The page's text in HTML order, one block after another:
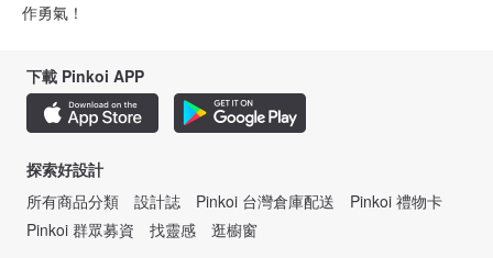
作勇氣！
下載 Pinkoi APP
探索好設計
所有商品分類
設計誌 Pinkoi 台灣倉庫配送
Pinkoi 禮物卡
Pinkoi 群眾募資
找靈感 逛櫥窗